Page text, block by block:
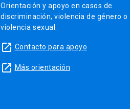
Orientación y apoyo en casos de
discriminación, violencia de género o
violencia sexual.
launch Contacto para apoyo
launch Más orientación